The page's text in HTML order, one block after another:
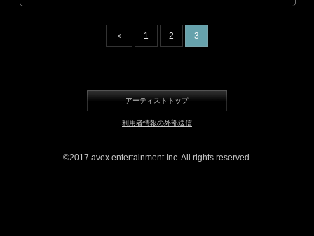
＜ 1 2 3
アーティストトップ
利用者情報の外部送信
©2017 avex entertainment Inc. All rights reserved.